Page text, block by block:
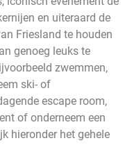
en uiteraard de
Friesland te houden
genoeg leuks te
zwemmen,
ski- of
escape room,
of onderneem een
hieronder het gehele